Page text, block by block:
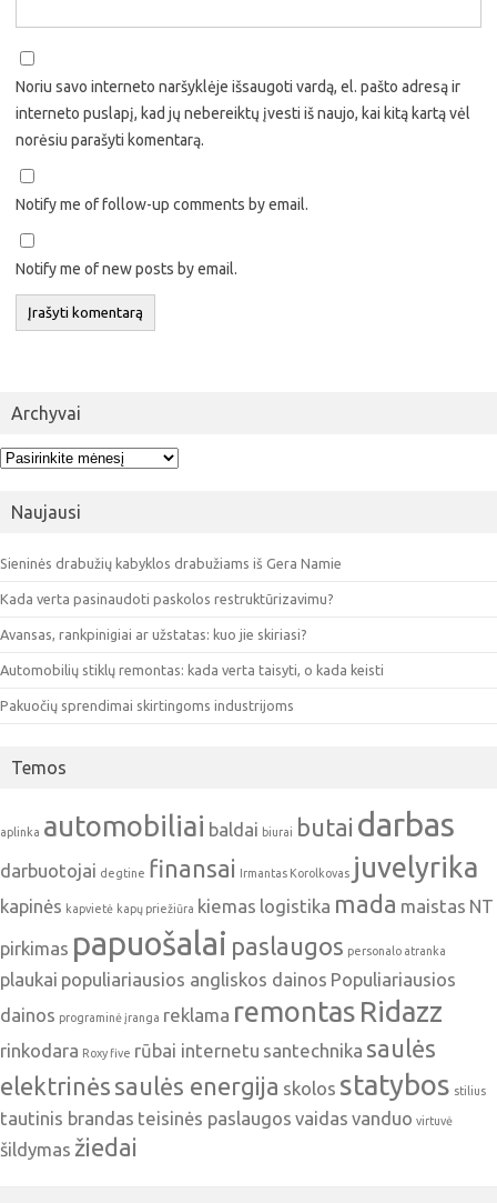
Noriu savo interneto naršyklėje išsaugoti vardą, el. pašto adresą ir
interneto puslapį, kad jų nebereiktų įvesti iš naujo, kai kitą kartą vėl
norėsiu parašyti komentarą.
Notify me of follow-up comments by email.
Notify me of new posts by email.
Archyvai
Archyvai
Naujausi
Sieninės drabužių kabyklos drabužiams iš Gera Namie
Kada verta pasinaudoti paskolos restruktūrizavimu?
Avansas, rankpinigiai ar užstatas: kuo jie skiriasi?
Automobilių stiklų remontas: kada verta taisyti, o kada keisti
Pakuočių sprendimai skirtingoms industrijoms
Temos
aplinka automobiliai baldai biurai butai darbas
darbuotojai degtine finansai Irmantas Korolkovas juvelyrika
kapinės kapvietė kapų priežiūra kiemas logistika mada maistas NT
pirkimas papuošalai paslaugos personalo atranka
plaukai populiariausios angliskos dainos Populiariausios
dainos programinė įranga reklama remontas Ridazz
rinkodara Roxy five rūbai internetu santechnika saulės
elektrinės saulės energija skolos statybos stilius
tautinis brandas teisinės paslaugos vaidas vanduo virtuvė
šildymas žiedai